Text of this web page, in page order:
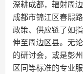
深耕成都，辐射周
成都市锦江区春熙
政策、供应链了如
伸至周边区县。无
的研讨会，或是彭
区同等标准的专业